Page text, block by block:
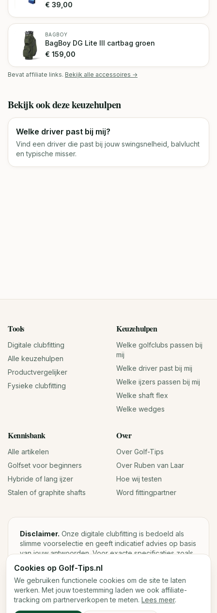
€ 39,00
BAGBOY
BagBoy DG Lite III cartbag groen
€ 159,00
Bevat affiliate links. Bekijk alle accessoires →
Bekijk ook deze keuzehulpen
Welke driver past bij mij?
Vind een driver die past bij jouw swingsnelheid, balvlucht
en typische misser.
Tools
Digitale clubfitting
Alle keuzehulpen
Productvergelijker
Fysieke clubfitting
Keuzehulpen
Welke golfclubs passen bij
mij
Welke driver past bij mij
Welke ijzers passen bij mij
Welke shaft flex
Welke wedges
Kennisbank
Alle artikelen
Golfset voor beginners
Hybride of lang ijzer
Stalen of graphite shafts
Over
Over Golf-Tips
Over Ruben van Laar
Hoe wij testen
Word fittingpartner
Disclaimer. Onze digitale clubfitting is bedoeld als
slimme voorselectie en geeft indicatief advies op basis
van jouw antwoorden. Voor exacte specificaties zoals
loft, lie, shaftgewicht en swingweight blijft een fysieke
fitting met launch monitor de beste keuze.
2026Golf-Tips.nl — Het slimste golfadviesplatform van
Cookies op Golf-Tips.nl
We gebruiken functionele cookies om de site te laten
werken. Met jouw toestemming laden we ook affiliate-
tracking om partnerverkopen te meten. Lees meer.